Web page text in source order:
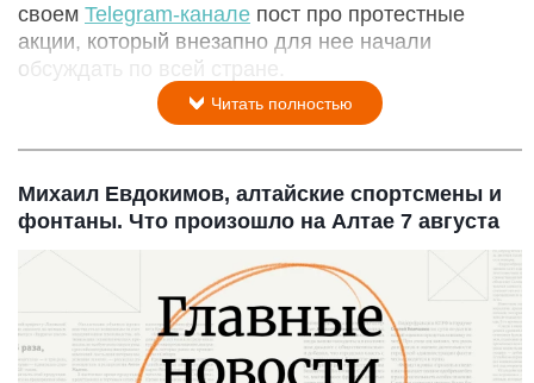
своем Telegram-канале пост про протестные
акции, который внезапно для нее начали
обсуждать по всей стране.
Читать полностью
Михаил Евдокимов, алтайские спортсмены и
фонтаны. Что произошло на Алтае 7 августа